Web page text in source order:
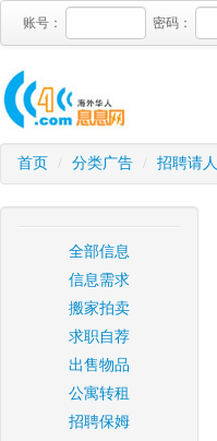
账号： 密码：
首页 / 分类广告 / 招聘请人
全部信息
信息需求
搬家拍卖
求职自荐
出售物品
公寓转租
招聘保姆